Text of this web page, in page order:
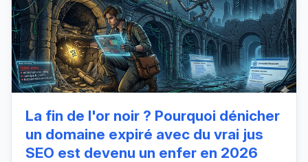
La fin de l'or noir ? Pourquoi dénicher
un domaine expiré avec du vrai jus
SEO est devenu un enfer en 2026